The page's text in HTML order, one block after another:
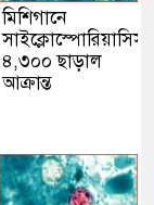
মিশিগানে
৪,৩০০ ছাড়াল
আক্রান্ত